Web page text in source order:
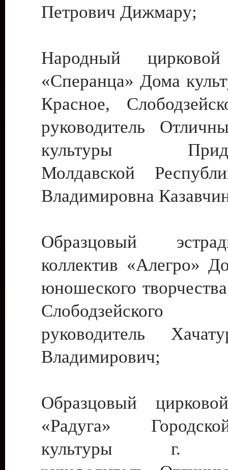
Петрович Дижмару;
Народный цирковой
«Сперанца» Дома
Красное,
руководитель
культуры
Молдавской
Владимировна
Образцовый
коллектив «Алегро»
юношеского
руководитель
Владимирович;
Образцовый
«Радуга»
культуры г.